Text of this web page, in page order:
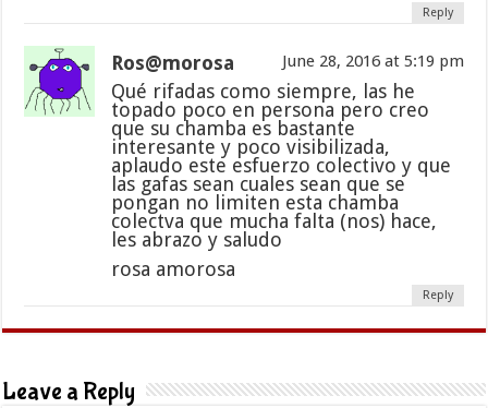
Reply
Ros@morosa June 28, 2016 at 5:19 pm
Qué rifadas como siempre, las he
topado poco en persona pero creo
que su chamba es bastante
interesante y poco visibilizada,
aplaudo este esfuerzo colectivo y que
las gafas sean cuales sean que se
pongan no limiten esta chamba
colectva que mucha falta (nos) hace,
les abrazo y saludo
rosa amorosa
Reply
Leave a Reply